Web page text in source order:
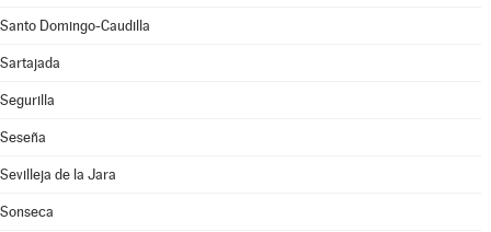
Santo Domingo-Caudilla
Sartajada
Segurilla
Seseña
Sevilleja de la Jara
Sonseca